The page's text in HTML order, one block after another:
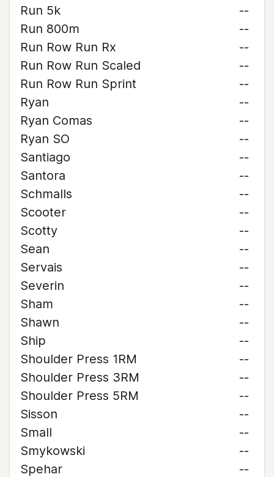
Run 5k
--
Run 800m
--
Run Row Run Rx
--
Run Row Run Scaled
--
Run Row Run Sprint
--
Ryan
--
Ryan Comas
--
Ryan SO
--
Santiago
--
Santora
--
Schmalls
--
Scooter
--
Scotty
--
Sean
--
Servais
--
Severin
--
Sham
--
Shawn
--
Ship
--
Shoulder Press 1RM
--
Shoulder Press 3RM
--
Shoulder Press 5RM
--
Sisson
--
Small
--
Smykowski
--
Spehar
--